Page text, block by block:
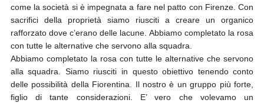
come la società si è impegnata a fare nel patto con Firenze. Con
sacrifici della proprietà siamo riusciti a creare un organico
rafforzato dove c’erano delle lacune. Abbiamo completato la rosa
con tutte le alternative che servono alla squadra.
Abbiamo completato la rosa con tutte le alternative che servono
alla squadra. Siamo riusciti in questo obiettivo tenendo conto
delle possibilità della Fiorentina. Il nostro è un gruppo più forte,
figlio di tante considerazioni. E’ vero che volevamo un